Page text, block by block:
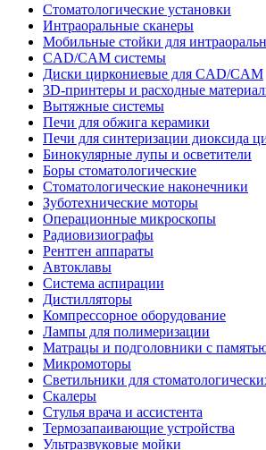
Стоматологические установки
Интраоральные сканеры
Мобильные стойки для
CAD/CAM системы
Диски циркониевые для CAD/CAM
3D-принтеры и расходные
Вытяжные системы
Печи для обжига керамики
Печи для синтеризации диоксида
Бинокулярные лупы и осветители
Боры стоматологические
Стоматологические наконечники
Зуботехнические моторы
Операционные микроскопы
Радиовизиографы
Рентген аппараты
Автоклавы
Система аспирации
Дистилляторы
Компрессорное оборудование
Лампы для полимеризации
Матрацы и подголовники с
Микромоторы
Светильники для
Скалеры
Стулья врача и ассистента
Термозапаивающие устройства
Ультразвуковые мойки